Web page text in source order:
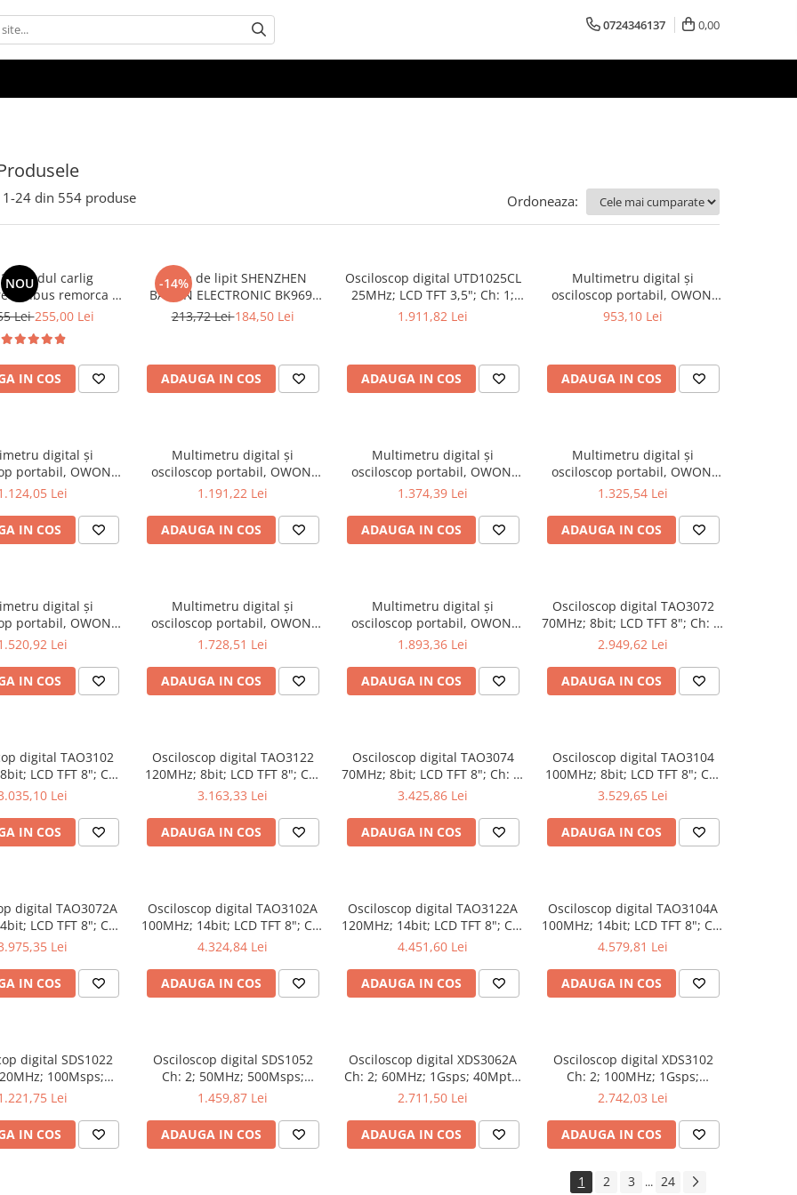
0724346137 0,00
1-24 din 554 produse Ordoneaza:
NOUmodul carlig
canbus remorca 7
12V Universal
Lei255,00 Lei
IN COS
-14%
Stație de lipit SHENZHEN
BAKON ELECTRONIC BK969,
200...480°C control analogic,
213,72 Lei184,50 Lei
ADAUGA IN COS
Osciloscop digital UTD1025CL
25MHz; LCD TFT 3,5"; Ch: 1;
250Msps; 12kpts compatibil
1.911,82 Lei
ADAUGA IN COS
Multimetru digital și
osciloscop portabil, OWON,
HDS242, 200mV-1kV, 200mA-
953,10 Lei
ADAUGA IN COS
digital și
portabil, OWON,
200mV-1kV, 200mA-
Lei
IN COS
Multimetru digital și
osciloscop portabil, OWON,
HDS272, 200mV-1kV, 200mA-
1.191,22 Lei
ADAUGA IN COS
Multimetru digital și
osciloscop portabil, OWON,
HDS272S, 200mV-1kV, 200mA-
1.374,39 Lei
ADAUGA IN COS
Multimetru digital și
osciloscop portabil, OWON,
HDS2102, 200mV-1kV, 200mA-
1.325,54 Lei
ADAUGA IN COS
digital și
portabil, OWON,
200mV-1kV,
Lei
IN COS
Multimetru digital și
osciloscop portabil, OWON,
HDS2202, 200mV-1kV, 200mA-
1.728,51 Lei
ADAUGA IN COS
Multimetru digital și
osciloscop portabil, OWON,
HDS2202S, 200mV-1kV,
1.893,36 Lei
ADAUGA IN COS
Osciloscop digital TAO3072
70MHz; 8bit; LCD TFT 8"; Ch: 2;
1Gsps; 40Mpts sustinand
2.949,62 Lei
ADAUGA IN COS
digital TAO3102
LCD TFT 8"; Ch:
40Mpts pentru a
Lei
IN COS
Osciloscop digital TAO3122
120MHz; 8bit; LCD TFT 8"; Ch:
2; 1Gsps; 40Mpts ce include
3.163,33 Lei
ADAUGA IN COS
Osciloscop digital TAO3074
70MHz; 8bit; LCD TFT 8"; Ch: 4;
1Gsps; 40Mpts compatibil cu
3.425,86 Lei
ADAUGA IN COS
Osciloscop digital TAO3104
100MHz; 8bit; LCD TFT 8"; Ch:
4; 1Gsps; 40Mpts inclus in
3.529,65 Lei
ADAUGA IN COS
digital TAO3072A
LCD TFT 8"; Ch:
40Mpts dotat cu
Lei
IN COS
Osciloscop digital TAO3102A
100MHz; 14bit; LCD TFT 8"; Ch:
2; 1Gsps; 40Mpts dotat cu
4.324,84 Lei
ADAUGA IN COS
Osciloscop digital TAO3122A
120MHz; 14bit; LCD TFT 8"; Ch:
2; 1Gsps; 40Mpts integrat cu
4.451,60 Lei
ADAUGA IN COS
Osciloscop digital TAO3104A
100MHz; 14bit; LCD TFT 8"; Ch:
4; 1Gsps; 40Mpts care permite
4.579,81 Lei
ADAUGA IN COS
digital SDS1022
100Msps;
7"S; 15W care
Lei
IN COS
Osciloscop digital SDS1052
Ch: 2; 50MHz; 500Msps;
10kpts; LCD 7"S; ≤7ns avand
1.459,87 Lei
ADAUGA IN COS
Osciloscop digital XDS3062A
Ch: 2; 60MHz; 1Gsps; 40Mpts;
LCD TFT 8"; XDS care ofera
2.711,50 Lei
ADAUGA IN COS
Osciloscop digital XDS3102
Ch: 2; 100MHz; 1Gsps;
40Mpts; LCD TFT 8"; XDS ce
2.742,03 Lei
ADAUGA IN COS
1 2 3 ... 24